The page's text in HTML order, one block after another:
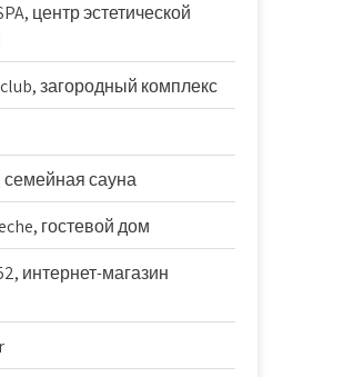
центр эстетической
загородный комплекс
семейная сауна
гостевой дом
интернет-магазин